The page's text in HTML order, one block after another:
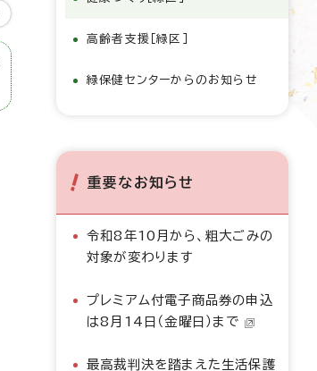
高齢者支援［緑区］
緑保健センターからのお知らせ
重要なお知らせ
令和8年10月から、粗大ごみの
対象が変わります
プレミアム付電子商品券の申込
は8月14日（金曜日）まで
最高裁判決を踏まえた生活保護